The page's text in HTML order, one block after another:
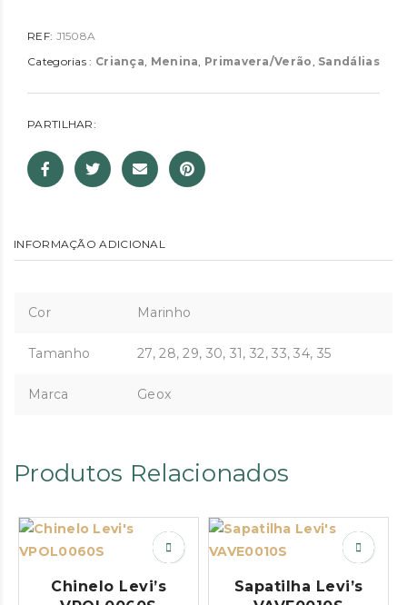
REF: J1508A
Categorias : Criança, Menina, Primavera/Verão, Sandálias
PARTILHAR:
INFORMAÇÃO ADICIONAL
Cor Marinho
Tamanho 27, 28, 29, 30, 31, 32, 33, 34, 35
Marca Geox
Produtos Relacionados
Chinelo Levi’s
Sapatilha Levi’s